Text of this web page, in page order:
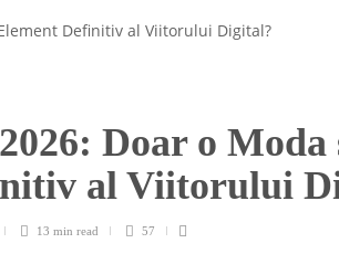
Doar o Moda
al Viitorului
13 min read 57